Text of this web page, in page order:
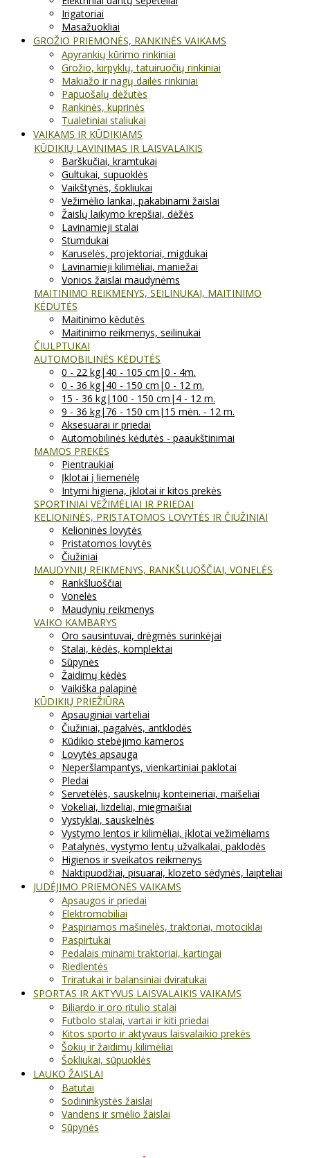
Irigatoriai
Masažuokliai
GROŽIO PRIEMONĖS, RANKINĖS VAIKAMS
Apyrankių kūrimo rinkiniai
Grožio, kirpyklų, tatuiruočių rinkiniai
Makiažo ir nagų dailės rinkiniai
Papuošalų dėžutės
Rankinės, kuprinės
Tualetiniai staliukai
VAIKAMS IR KŪDIKIAMS
KŪDIKIŲ LAVINIMAS IR LAISVALAIKIS
Barškučiai, kramtukai
Gultukai, supuoklės
Vaikštynės, šokliukai
Vežimėlio lankai, pakabinami žaislai
Žaislų laikymo krepšiai, dėžės
Lavinamieji stalai
Stumdukai
Karuselės, projektoriai, migdukai
Lavinamieji kilimėliai, maniežai
Vonios žaislai maudynėms
MAITINIMO REIKMENYS, SEILINUKAI, MAITINIMO
KĖDUTĖS
Maitinimo kėdutės
Maitinimo reikmenys, seilinukai
ČIULPTUKAI
AUTOMOBILINĖS KĖDUTĖS
0 - 22 kg|40 - 105 cm|0 - 4m.
0 - 36 kg|40 - 150 cm|0 - 12 m.
15 - 36 kg|100 - 150 cm|4 - 12 m.
9 - 36 kg|76 - 150 cm|15 mėn. - 12 m.
Aksesuarai ir priedai
Automobilinės kėdutės - paaukštinimai
MAMOS PREKĖS
Pientraukiai
Įklotai į liemenėlę
Intymi higiena, įklotai ir kitos prekės
SPORTINIAI VEŽIMĖLIAI IR PRIEDAI
KELIONINĖS, PRISTATOMOS LOVYTĖS IR ČIUŽINIAI
Kelioninės lovytės
Pristatomos lovytės
Čiužiniai
MAUDYNIŲ REIKMENYS, RANKŠLUOŠČIAI, VONELĖS
Rankšluoščiai
Vonelės
Maudynių reikmenys
VAIKO KAMBARYS
Oro sausintuvai, drėgmės surinkėjai
Stalai, kėdės, komplektai
Sūpynės
Žaidimų kėdės
Vaikiška palapinė
KŪDIKIŲ PRIEŽIŪRA
Apsauginiai varteliai
Čiužiniai, pagalvės, antklodės
Kūdikio stebėjimo kameros
Lovytės apsauga
Neperšlampantys, vienkartiniai paklotai
Pledai
Servetėlės, sauskelnių konteineriai, maišeliai
Vokeliai, lizdeliai, miegmaišiai
Vystyklai, sauskelnės
Vystymo lentos ir kilimėliai, įklotai vežimėliams
Patalynės, vystymo lentų užvalkalai, paklodės
Higienos ir sveikatos reikmenys
Naktipuodžiai, pisuarai, klozeto sėdynės, laipteliai
JUDĖJIMO PRIEMONĖS VAIKAMS
Apsaugos ir priedai
Elektromobiliai
Paspiriamos mašinėlės, traktoriai, motociklai
Paspirtukai
Pedalais minami traktoriai, kartingai
Riedlentės
Triratukai ir balansiniai dviratukai
SPORTAS IR AKTYVUS LAISVALAIKIS VAIKAMS
Biliardo ir oro ritulio stalai
Futbolo stalai, vartai ir kiti priedai
Kitos sporto ir aktyvaus laisvalaikio prekės
Šokių ir žaidimų kilimėliai
Šokliukai, sūpuoklės
LAUKO ŽAISLAI
Batutai
Sodininkystės žaislai
Vandens ir smėlio žaislai
Sūpynės